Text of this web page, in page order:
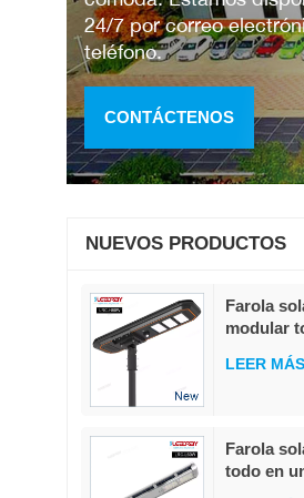
24/7 por correo
teléfono.
CONTÁCTENOS
NUEVOS PRODUCTOS
Farola
modular
lm/W, alto
MPPT,
batería
LEER MÁS
Farola
todo en